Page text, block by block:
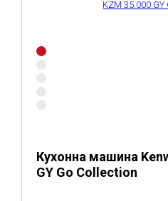
Кухонна машина
GY Go Collection